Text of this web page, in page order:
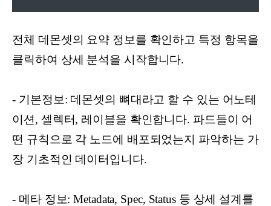
전체 데몬셋의 요약 정보를 확인하고 특정 항목을
클릭하여 상세 분석을 시작합니다.
- 기본정보: 데몬셋의 뼈대라고 할 수 있는 어노테
이션, 셀렉터, 레이블을 확인합니다. 파드들이 어
떤 규칙으로 각 노드에 배포되었는지 파악하는 가
장 기초적인 데이터입니다.
- 메타 정보: Metadata, Spec, Status 등 상세 설계를